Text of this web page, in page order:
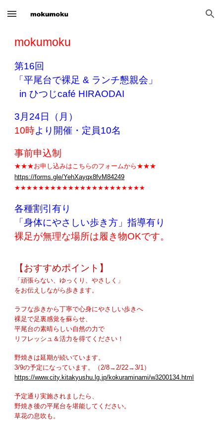
Skip to main content Skip to navigation
mokumoku
第16回
「平尾台で裸足 & ランチ懇親会」
in ひつじcafé HIRAODAI
3 月24日（月）
10時より開催・定員10名
事前申込制
★★★お申し込みはこちらのフォームから★★★
https://forms.gle/YehXayqx8fvM84249
★★★★★★★★★★★★★★★★★★★★★★
各種割引有り
「身体にやさしい歩き方 」指導有り
裸足が無理な場所は履き物OKです。
【おすすめポイント】
「頑張らない、ゆっくり、やさしく」
をお伝えしながら歩きます。
ラフな歩きから丁寧で心身にやさしい歩きへ
裸足で足裏感覚を蘇らせ、
平尾台の素晴らしい自然の力で
リフレッシュ＆活力を得てください！
野焼きは延期が続いています。
3/9の予定になっています。（2/8→2/22→3/1）
https://www.city.kitakyushu.lg.jp/kokuraminami/w3200134.html
予定通り実施されましたら、
野焼き後の平尾台を堪能してください。
草花の息吹も。